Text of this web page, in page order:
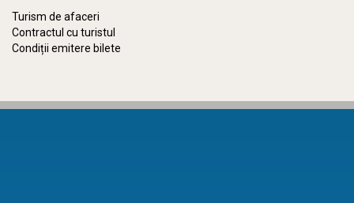
Turism de afaceri
Contractul cu turistul
Condiții emitere bilete